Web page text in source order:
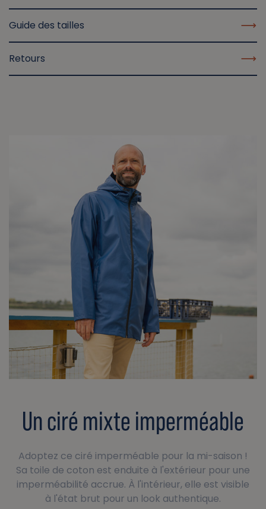
Guide des tailles
Retours
Un ciré mixte imperméable
Adoptez ce ciré imperméable pour la mi-saison !
Sa toile de coton est enduite à l'extérieur pour une
imperméabilité accrue. À l'intérieur, elle est visible
à l'état brut pour un look authentique.